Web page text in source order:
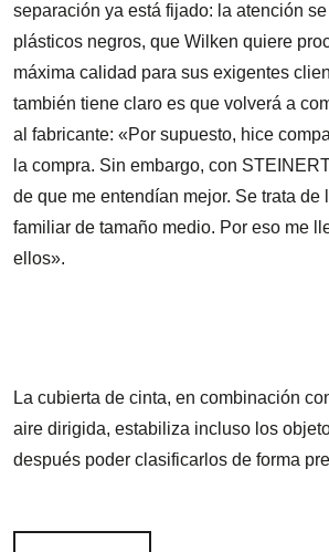
separación ya está fijado: la atención
plásticos negros, que Wilken quiere
máxima calidad para sus exigentes
también tiene claro es que volverá a
al fabricante: «Por supuesto, hice
la compra. Sin embargo, con
de que me entendían mejor. Se trata de
familiar de tamaño medio. Por eso me
ellos».
La cubierta de cinta, en combinación
aire dirigida, estabiliza incluso los
después poder clasificarlos de forma